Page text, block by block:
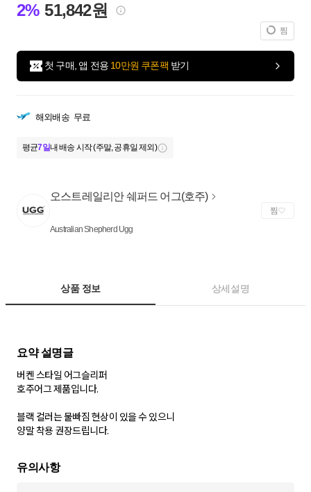
2% 51,842원
찜
첫 구매, 앱 전용 10만원 쿠폰팩 받기
해외배송 무료
평균7일내 배송 시작 (주말, 공휴일 제외)
오스트레일리안 쉐퍼드 어그(호주)
Australian Shepherd Ugg
찜
상품 정보 상세설명
요약 설명글
버켄 스타일 어그슬리퍼
호주어그 제품입니다.
블랙 컬러는 물빠짐 현상이 있을 수 있으니
유의사항